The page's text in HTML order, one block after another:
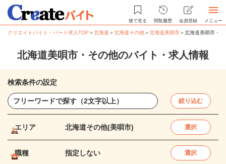
後で見る 閲覧履歴 会員登録 メニュー
クリエイトバイト・パート求人TOP ＞北海道 ＞北海道その他＞北海道美唄市＞北海道美唄市・
北海道美唄市・その他のバイト・求人情報
検索条件の設定
絞り込む
エリア 北海道その他(美唄市) 選択
職種 指定しない 選択